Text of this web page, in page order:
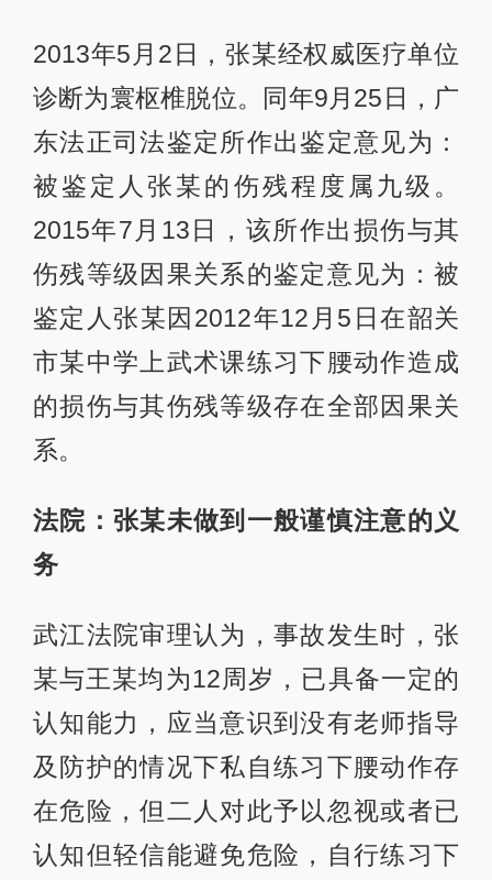
2013年5月2日，张某经权威医疗单位
诊断为寰枢椎脱位。同年9月25日，广
东法正司法鉴定所作出鉴定意见为：
被鉴定人张某的伤残程度属九级。
2015年7月13日，该所作出损伤与其
伤残等级因果关系的鉴定意见为：被
鉴定人张某因2012年12月5日在韶关
市某中学上武术课练习下腰动作造成
的损伤与其伤残等级存在全部因果关
系。
法院：张某未做到一般谨慎注意的义
务
武江法院审理认为，事故发生时，张
某与王某均为12周岁，已具备一定的
认知能力，应当意识到没有老师指导
及防护的情况下私自练习下腰动作存
在危险，但二人对此予以忽视或者已
认知但轻信能避免危险，自行练习下